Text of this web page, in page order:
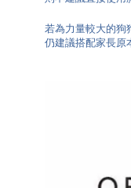
若為力量較大的狗
仍建議搭配家長原